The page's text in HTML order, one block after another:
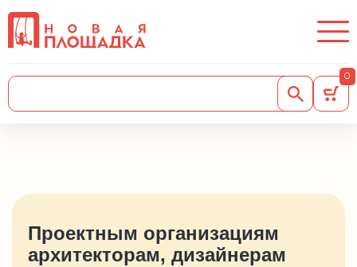
0
Проектным организациям
архитекторам, дизайнерам